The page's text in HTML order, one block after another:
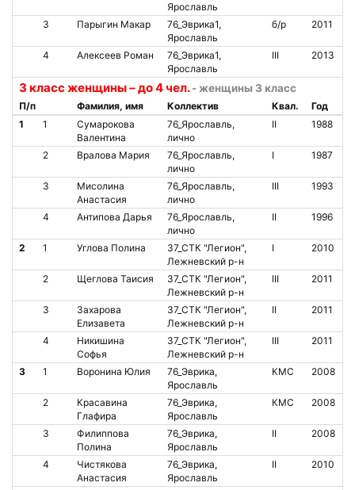
Ярославль
3 Парыгин Макар
76_Эврика1,
Ярославль
б/р 2011
4 Алексеев Роман
76_Эврика1,
Ярославль
III 2013
3 класс женщины – до 4 чел. - женщины 3 класс
П/п Фамилия, имя Коллектив Квал.
Год
1
1
Сумарокова
Валентина
76_Ярославль,
лично
II 1988
2 Вралова Мария
76_Ярославль,
лично
I 1987
3
Мисолина
Анастасия
76_Ярославль,
лично
III 1993
4 Антипова Дарья
76_Ярославль,
лично
II 1996
2 1 Углова Полина
37_СТК "Легион",
Лежневский р-н
I 2010
2 Щеглова Таисия
37_СТК "Легион",
Лежневский р-н
III 2011
3
Захарова
Елизавета
37_СТК "Легион",
Лежневский р-н
II 2011
4
Никишина
Софья
37_СТК "Легион",
Лежневский р-н
III 2011
3 1 Воронина Юлия
76_Эврика,
Ярославль
КМС 2008
2
Красавина
Глафира
76_Эврика,
Ярославль
КМС 2008
3
Филиппова
Полина
76_Эврика,
Ярославль
II 2008
4
Чистякова
Анастасия
76_Эврика,
Ярославль
II 2010